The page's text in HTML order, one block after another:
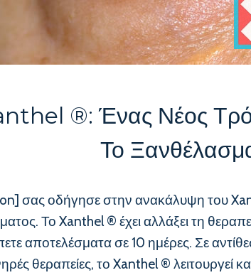
®: Ένας Νέος
Το
σας οδήγησε στην ανακάλυψη του
Το Xanthel ® έχει αλλάξει τη
αποτελέσματα σε 10 ημέρες. Σε
θεραπείες, το Xanthel ® λειτουργεί